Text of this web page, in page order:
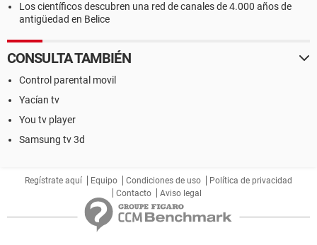
Los científicos descubren una red de canales de 4.000 años de
antigüedad en Belice
CONSULTA TAMBIÉN
Control parental movil
Yacían tv
You tv player
Samsung tv 3d
Regístrate aquí Equipo Condiciones de uso
Política de privacidad
Contacto
Aviso legal